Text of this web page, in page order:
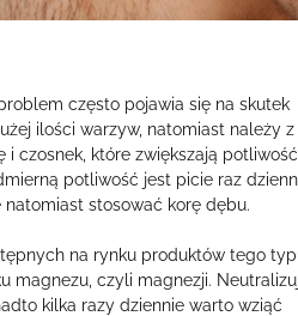
często pojawia się na skutek
ilości warzyw, natomiast należy z
czosnek, które zwiększają potliwość,
potliwość jest picie raz
stosować korę dębu.
na rynku produktów tego
magnezu, czyli magnezji.
kilka razy dziennie warto wziąć